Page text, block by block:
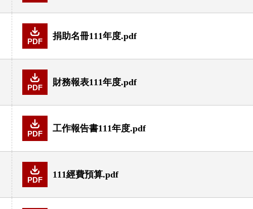
PDF
捐助名冊111年度.pdf
PDF
財務報表111年度.pdf
PDF
工作報告書111年度.pdf
PDF
111經費預算.pdf